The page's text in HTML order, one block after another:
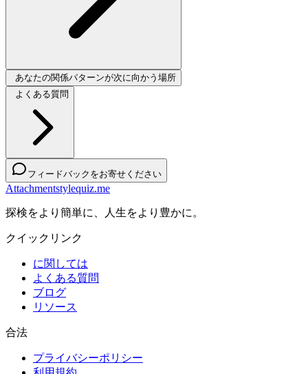
あなたの関係パターンが次に向かう場所
よくある質問
フィードバックをお寄せください
Attachmentstylequiz.me
探検をより簡単に、人生をより豊かに。
クイックリンク
に関しては
よくある質問
ブログ
リソース
合法
プライバシーポリシー